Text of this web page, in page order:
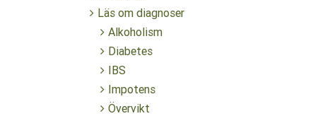
Läs om diagnoser
Alkoholism
Diabetes
IBS
Impotens
Övervikt